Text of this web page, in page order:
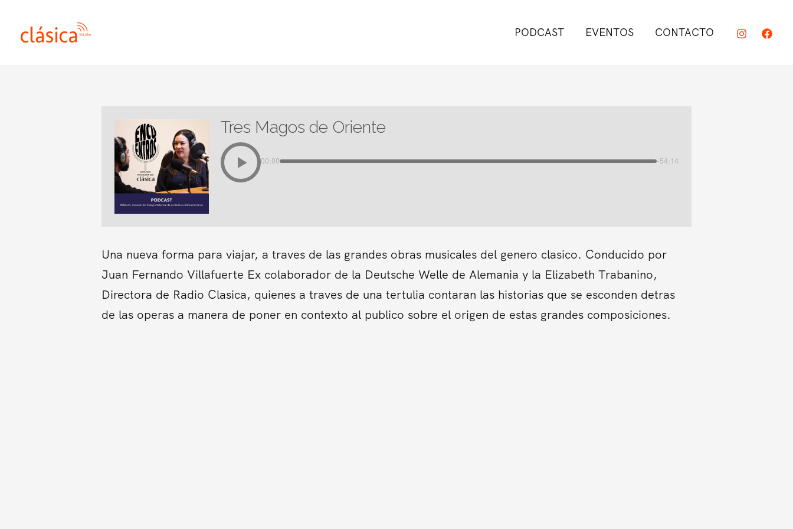
contenido
PODCAST EVENTOS CONTACTO
Tres Magos de Oriente
00:00 -54:14
Una nueva forma para viajar, a traves de las grandes obras musicales del genero clasico. Conducido por
Juan Fernando Villafuerte Ex colaborador de la Deutsche Welle de Alemania y la Elizabeth Trabanino,
Directora de Radio Clasica, quienes a traves de una tertulia contaran las historias que se esconden detras
de las operas a manera de poner en contexto al publico sobre el origen de estas grandes composiciones.